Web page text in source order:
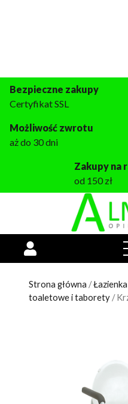
Bezpieczne zakupy
Certyfikat SSL
Możliwość zwrotu
aż do 30 dni
Zakupy na
od 150 zł
Strona główna /
toaletowe i taborety/